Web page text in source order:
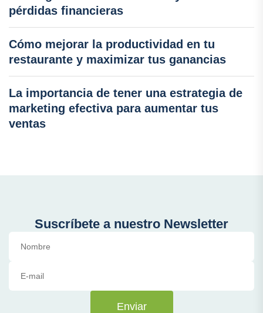
pérdidas financieras
Cómo mejorar la productividad en tu
restaurante y maximizar tus ganancias
La importancia de tener una estrategia de
marketing efectiva para aumentar tus
ventas
Suscríbete a nuestro Newsletter
Enviar